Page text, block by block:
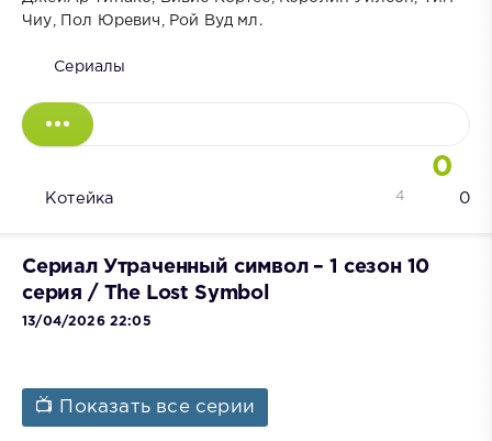
Чиу, Пол Юревич, Рой Вуд мл.
Сериалы
0
Котейка 0
4
Сериал Утраченный символ – 1 сезон 10
серия / The Lost Symbol
13/04/2026 22:05
📺 Показать все серии